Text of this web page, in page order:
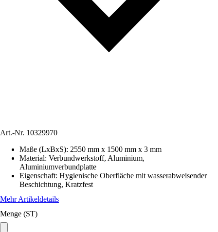
Art.-Nr. 10329970
Maße (LxBxS): 2550 mm x 1500 mm x 3 mm
Material: Verbundwerkstoff, Aluminium,
Aluminiumverbundplatte
Eigenschaft: Hygienische Oberfläche mit wasserabweisender
Beschichtung, Kratzfest
Mehr Artikeldetails
Menge (ST)